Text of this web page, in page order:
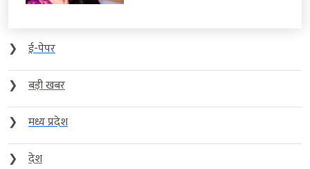
❯
ई-पेपर
❯
बड़ी खबर
❯
मध्य प्रदेश
❯
देश